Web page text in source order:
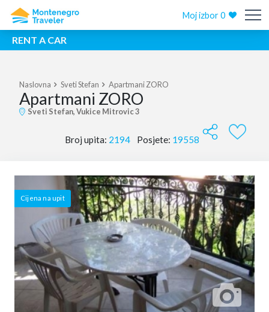
Moj izbor0
RENT A CAR
Naslovna Sveti Stefan Apartmani ZORO
Apartmani ZORO
Sveti Stefan, Vukice Mitrovic 3
Broj upita: 2194 Posjete: 19558
Cijena na upit